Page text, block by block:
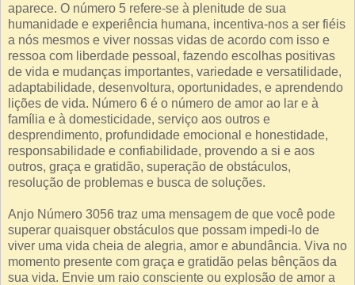
aparece. O número 5 refere-se à plenitude de sua
humanidade e experiência humana, incentiva-nos a ser fiéis
a nós mesmos e viver nossas vidas de acordo com isso e
ressoa com liberdade pessoal, fazendo escolhas positivas
de vida e mudanças importantes, variedade e versatilidade,
adaptabilidade, desenvoltura, oportunidades, e aprendendo
lições de vida. Número 6 é o número de amor ao lar e à
família e à domesticidade, serviço aos outros e
desprendimento, profundidade emocional e honestidade,
responsabilidade e confiabilidade, provendo a si e aos
outros, graça e gratidão, superação de obstáculos,
resolução de problemas e busca de soluções.
Anjo Número 3056 traz uma mensagem de que você pode
superar quaisquer obstáculos que possam impedi-lo de
viver uma vida cheia de alegria, amor e abundância. Viva no
momento presente com graça e gratidão pelas bênçãos da
sua vida. Envie um raio consciente ou explosão de amor a